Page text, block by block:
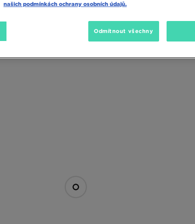
našich podmínkách ochrany osobních údajů.
Odmítnout všechny